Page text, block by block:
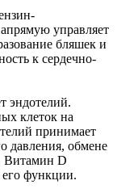
управляет
бляшек и
к сердечно-
эндотелий.
клеток на
принимает
давления, обмене
Витамин D
его функции.